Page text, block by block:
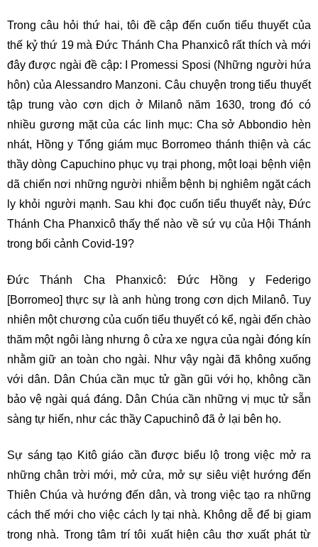
Trong câu hỏi thứ hai, tôi đề cập đến cuốn tiểu thuyết của
thế kỷ thứ 19 mà Đức Thánh Cha Phanxicô rất thích và mới
đây được ngài đề cập: I Promessi Sposi (Những người hứa
hôn) của Alessandro Manzoni. Câu chuyện trong tiểu thuyết
tập trung vào cơn dịch ở Milanô năm 1630, trong đó có
nhiều gương mặt của các linh mục: Cha sở Abbondio hèn
nhát, Hồng y Tổng giám mục Borromeo thánh thiện và các
thầy dòng Capuchino phục vụ trại phong, một loại bệnh viện
dã chiến nơi những người nhiễm bệnh bị nghiêm ngặt cách
ly khỏi người mạnh. Sau khi đọc cuốn tiểu thuyết này, Đức
Thánh Cha Phanxicô thấy thế nào về sứ vụ của Hội Thánh
trong bối cảnh Covid-19?
Đức Thánh Cha Phanxicô: Đức Hồng y Federigo
[Borromeo] thực sự là anh hùng trong cơn dịch Milanô. Tuy
nhiên một chương của cuốn tiểu thuyết có kể, ngài đến chào
thăm một ngôi làng nhưng ô cửa xe ngựa của ngài đóng kín
nhằm giữ an toàn cho ngài. Như vậy ngài đã không xuống
với dân. Dân Chúa cần mục tử gần gũi với họ, không cần
bảo vệ ngài quá đáng. Dân Chúa cần những vị mục tử sẵn
sàng tự hiến, như các thầy Capuchinô đã ở lại bên họ.
Sự sáng tạo Kitô giáo cần được biểu lộ trong việc mở ra
những chân trời mới, mở cửa, mở sự siêu việt hướng đến
Thiên Chúa và hướng đến dân, và trong việc tạo ra những
cách thế mới cho việc cách ly tại nhà. Không dễ để bị giam
trong nhà. Trong tâm trí tôi xuất hiện câu thơ xuất phát từ